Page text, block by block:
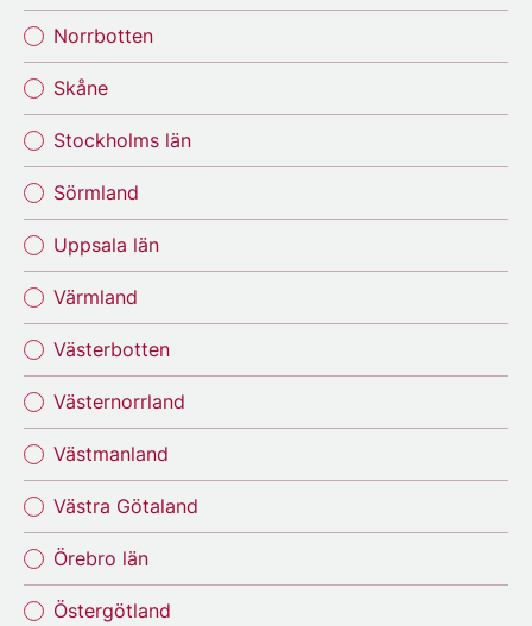
Norrbotten
Skåne
Stockholms län
Sörmland
Uppsala län
Värmland
Västerbotten
Västernorrland
Västmanland
Västra Götaland
Örebro län
Östergötland